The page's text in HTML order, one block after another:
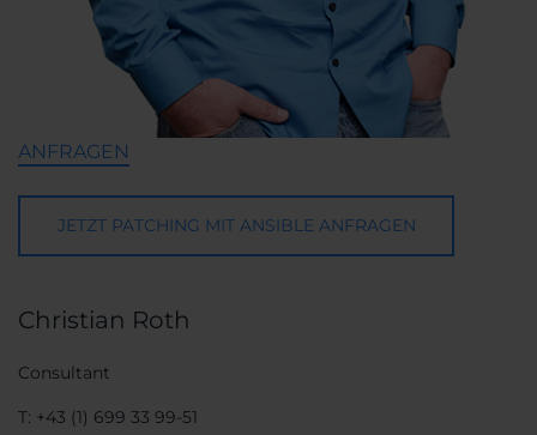
ANFRAGEN
JETZT PATCHING MIT ANSIBLE ANFRAGEN
Christian Roth
Consultant
T: +43 (1) 699 33 99-51